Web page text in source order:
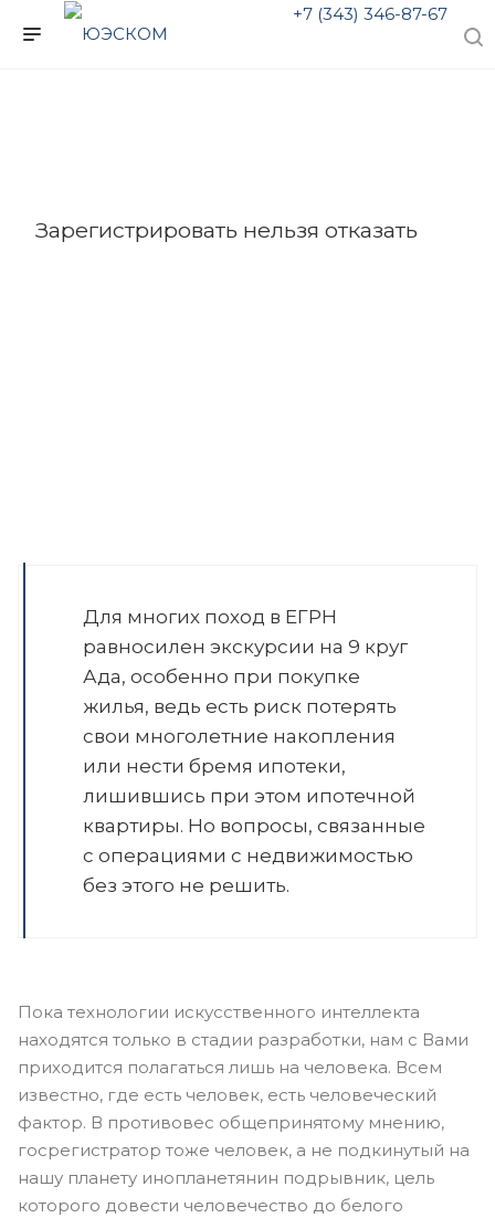
+7 (343) 346-87-67
Зарегистрировать нельзя отказать
Для многих поход в ЕГРН
равносилен экскурсии на 9 круг
Ада, особенно при покупке
жилья, ведь есть риск потерять
свои многолетние накопления
или нести бремя ипотеки,
лишившись при этом ипотечной
квартиры. Но вопросы, связанные
с операциями с недвижимостью
без этого не решить.
Пока технологии искусственного интеллекта
находятся только в стадии разработки, нам с Вами
приходится полагаться лишь на человека. Всем
известно, где есть человек, есть человеческий
фактор. В противовес общепринятому мнению,
госрегистратор тоже человек, а не подкинутый на
нашу планету инопланетянин подрывник, цель
которого довести человечество до белого